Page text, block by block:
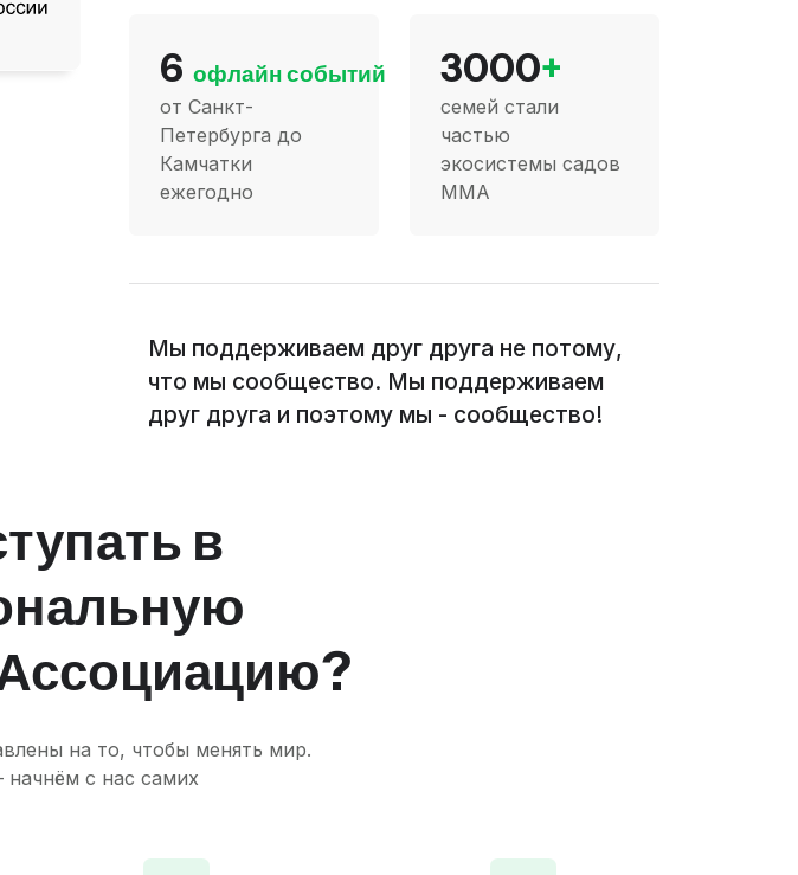
6 офлайн событий
от Санкт-
Петербурга до
Камчатки
ежегодно
3000+
семей стали
частью
экосистемы садов
ММА
Мы поддерживаем друг друга не потому,
что мы сообщество. Мы поддерживаем
друг друга и поэтому мы - сообщество!
в
на то, чтобы менять мир.
с нас самих